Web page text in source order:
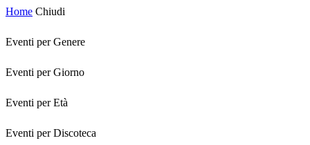
Home Chiudi
Eventi per Genere
Eventi per Giorno
Eventi per Età
Eventi per Discoteca